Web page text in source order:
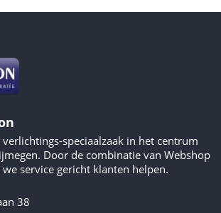
speciaalzaak in het centrum
Door de combinatie van Webshop
service gericht klanten helpen.
38